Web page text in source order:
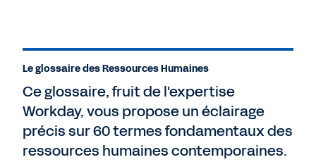
Le glossaire des Ressources Humaines
Ce glossaire, fruit de l'expertise
Workday, vous propose un éclairage
précis sur 60 termes fondamentaux des
ressources humaines contemporaines.